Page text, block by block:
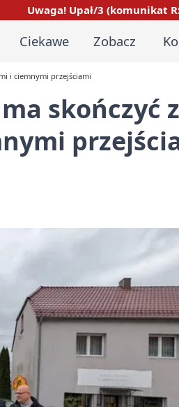
Uwaga! Upał/3 (komunikat
Ciekawe Zobacz
i ciemnymi przejściami
skończyć z